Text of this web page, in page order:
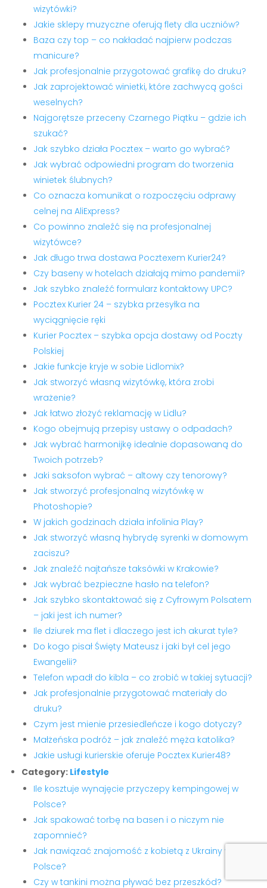
wizytówki?
Jakie sklepy muzyczne oferują flety dla uczniów?
Baza czy top – co nakładać najpierw podczas
manicure?
Jak profesjonalnie przygotować grafikę do druku?
Jak zaprojektować winietki, które zachwycą gości
weselnych?
Najgorętsze przeceny Czarnego Piątku – gdzie ich
szukać?
Jak szybko działa Pocztex – warto go wybrać?
Jak wybrać odpowiedni program do tworzenia
winietek ślubnych?
Co oznacza komunikat o rozpoczęciu odprawy
celnej na AliExpress?
Co powinno znaleźć się na profesjonalnej
wizytówce?
Jak długo trwa dostawa Pocztexem Kurier24?
Czy baseny w hotelach działają mimo pandemii?
Jak szybko znaleźć formularz kontaktowy UPC?
Pocztex Kurier 24 – szybka przesyłka na
wyciągnięcie ręki
Kurier Pocztex – szybka opcja dostawy od Poczty
Polskiej
Jakie funkcje kryje w sobie Lidlomix?
Jak stworzyć własną wizytówkę, która zrobi
wrażenie?
Jak łatwo złożyć reklamację w Lidlu?
Kogo obejmują przepisy ustawy o odpadach?
Jak wybrać harmonijkę idealnie dopasowaną do
Twoich potrzeb?
Jaki saksofon wybrać – altowy czy tenorowy?
Jak stworzyć profesjonalną wizytówkę w
Photoshopie?
W jakich godzinach działa infolinia Play?
Jak stworzyć własną hybrydę syrenki w domowym
zaciszu?
Jak znaleźć najtańsze taksówki w Krakowie?
Jak wybrać bezpieczne hasło na telefon?
Jak szybko skontaktować się z Cyfrowym Polsatem
– jaki jest ich numer?
Ile dziurek ma flet i dlaczego jest ich akurat tyle?
Do kogo pisał Święty Mateusz i jaki był cel jego
Ewangelii?
Telefon wpadł do kibla – co zrobić w takiej sytuacji?
Jak profesjonalnie przygotować materiały do
druku?
Czym jest mienie przesiedleńcze i kogo dotyczy?
Małżeńska podróż – jak znaleźć męża katolika?
Jakie usługi kurierskie oferuje Pocztex Kurier48?
Category: Lifestyle
Ile kosztuje wynajęcie przyczepy kempingowej w
Polsce?
Jak spakować torbę na basen i o niczym nie
zapomnieć?
Jak nawiązać znajomość z kobietą z Ukrainy w
Polsce?
Czy w tankini można pływać bez przeszkód?